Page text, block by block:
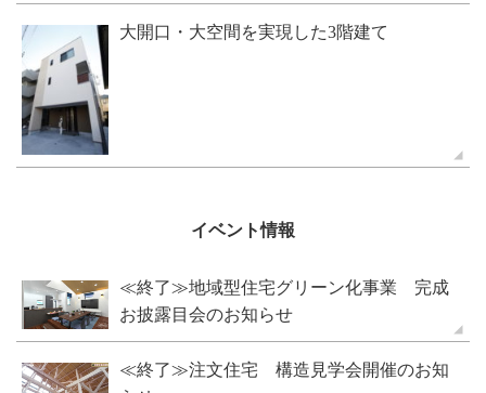
大開口・大空間を実現した3階建て
イベント情報
≪終了≫地域型住宅グリーン化事業 完成
お披露目会のお知らせ
≪終了≫注文住宅 構造見学会開催のお知